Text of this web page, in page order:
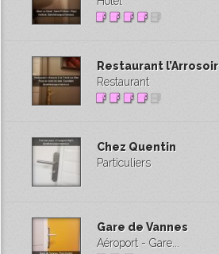
Restaurant l’Arrosoir
Restaurant
Chez Quentin
Particuliers
Gare de Vannes
Aéroport - Gare...